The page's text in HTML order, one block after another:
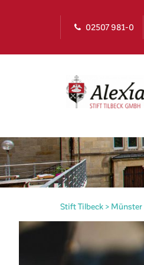
02507 981-0
Stift Tilbeck > Münster